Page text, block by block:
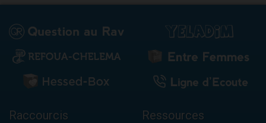
Raccourcis Ressources